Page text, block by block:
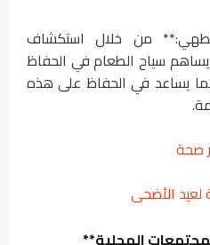
من خلال استكشاف
يساهم سياح الطعام في الحفاظ
يساعد في الحفاظ على هذه